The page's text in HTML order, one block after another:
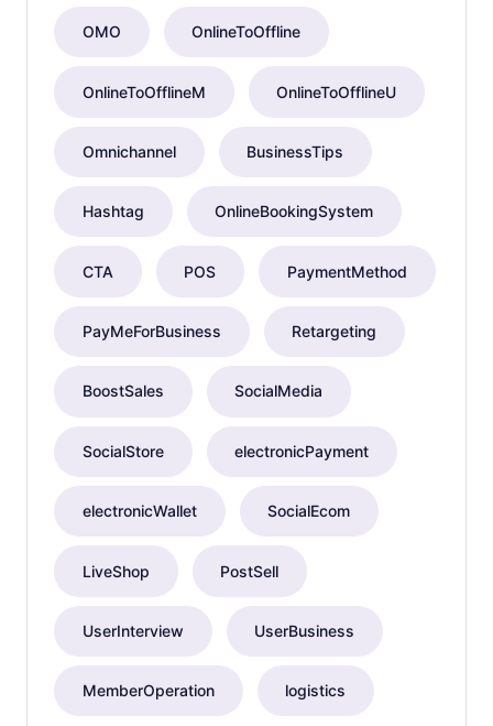
OMO OnlineToOffline
OnlineToOfflineM OnlineToOfflineU
Omnichannel BusinessTips
Hashtag OnlineBookingSystem
CTA POS PaymentMethod
PayMeForBusiness Retargeting
BoostSales SocialMedia
SocialStore electronicPayment
electronicWallet SocialEcom
LiveShop PostSell
UserInterview UserBusiness
MemberOperation logistics